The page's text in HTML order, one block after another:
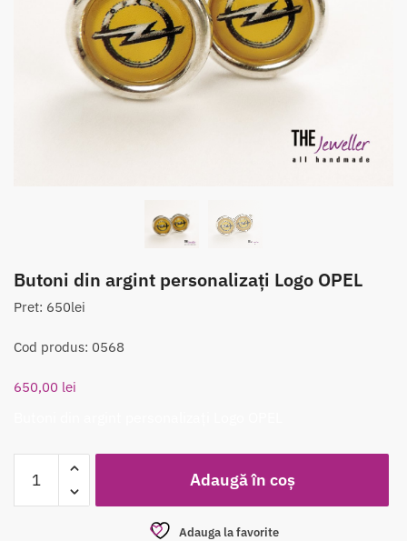
Butoni din argint personalizaţi Logo OPEL
Pret: 650lei
Cod produs: 0568
650,00 lei
Adaugă în coș
Adauga la favorite